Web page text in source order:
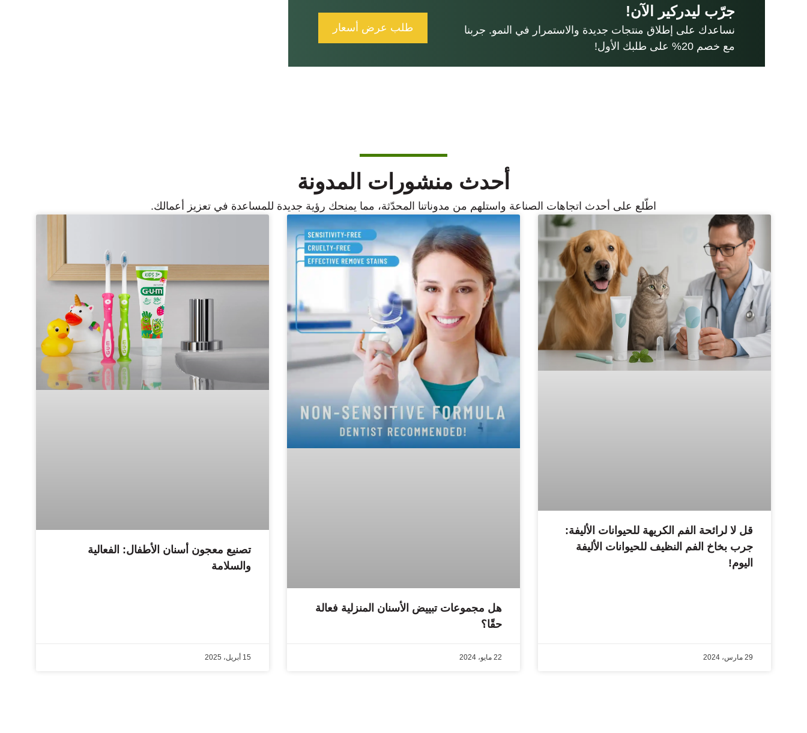
جرّب ليدركير الآن!
نساعدك على إطلاق منتجات جديدة والاستمرار في النمو. جربنا
مع خصم 20% على طلبك الأول!
طلب عرض أسعار
أحدث منشورات المدونة
اطّلع على أحدث اتجاهات الصناعة واستلهم من مدوناتنا المحدّثة، مما يمنحك رؤية جديدة للمساعدة في تعزيز أعمالك.
قل لا لرائحة الفم الكريهة للحيوانات الأليفة:
جرب بخاخ الفم النظيف للحيوانات الأليفة
اليوم!
29 مارس، 2024
هل مجموعات تبييض الأسنان المنزلية فعالة
حقًا؟
22 مايو، 2024
تصنيع معجون أسنان الأطفال: الفعالية
والسلامة
15 أبريل، 2025